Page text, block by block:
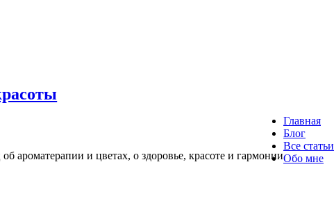
ароматерапии и цветах, о здоровье, красоте и гармонии
Главная
Блог
Все статьи
Обо мне